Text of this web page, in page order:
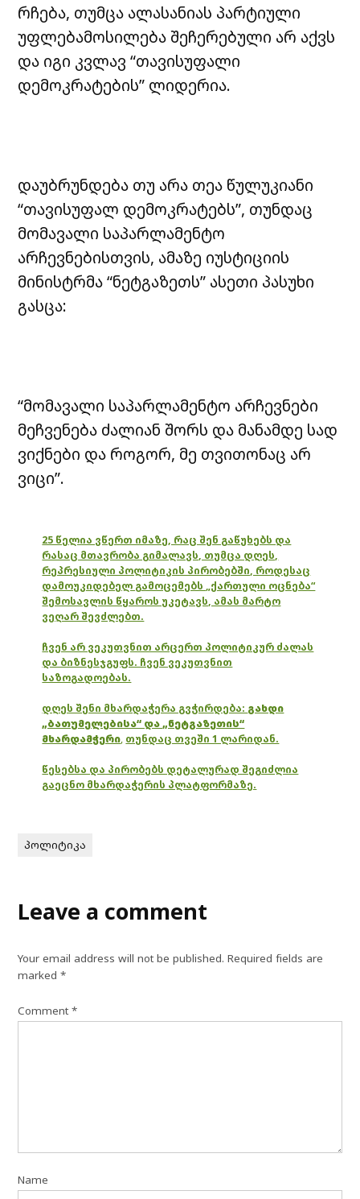
რჩება, თუმცა ალასანიას პარტიული
უფლებამოსილება შეჩერებული არ აქვს
და იგი კვლავ “თავისუფალი
დემოკრატების” ლიდერია.
დაუბრუნდება თუ არა თეა წულუკიანი
“თავისუფალ დემოკრატებს”, თუნდაც
მომავალი საპარლამენტო
არჩევნებისთვის, ამაზე იუსტიციის
მინისტრმა “ნეტგაზეთს” ასეთი პასუხი
გასცა:
“მომავალი საპარლამენტო არჩევნები
მეჩვენება ძალიან შორს და მანამდე სად
ვიქნები და როგორ, მე თვითონაც არ
ვიცი”.
25 წელია ვწერთ იმაზე, რაც შენ გაწუხებს და
რასაც მთავრობა გიმალავს, თუმცა დღეს,
რეპრესიული პოლიტიკის პირობებში, როდესაც
დამოუკიდებელ გამოცემებს „ქართული ოცნება“
შემოსავლის წყაროს უკეტავს, ამას მარტო
ვეღარ შევძლებთ.
ჩვენ არ ვეკუთვნით არცერთ პოლიტიკურ ძალას
და ბიზნესჯგუფს. ჩვენ ვეკუთვნით
საზოგადოებას.
დღეს შენი მხარდაჭერა გვჭირდება: გახდი
„ბათუმელებისა“ და „ნეტგაზეთის“
მხარდამჭერი, თუნდაც თვეში 1 ლარიდან.
წესებსა და პირობებს დეტალურად შეგიძლია
გაეცნო მხარდაჭერის პლატფორმაზე.
პოლიტიკა
Leave a comment
Your email address will not be published. Required fields are
marked*
Comment*
Name